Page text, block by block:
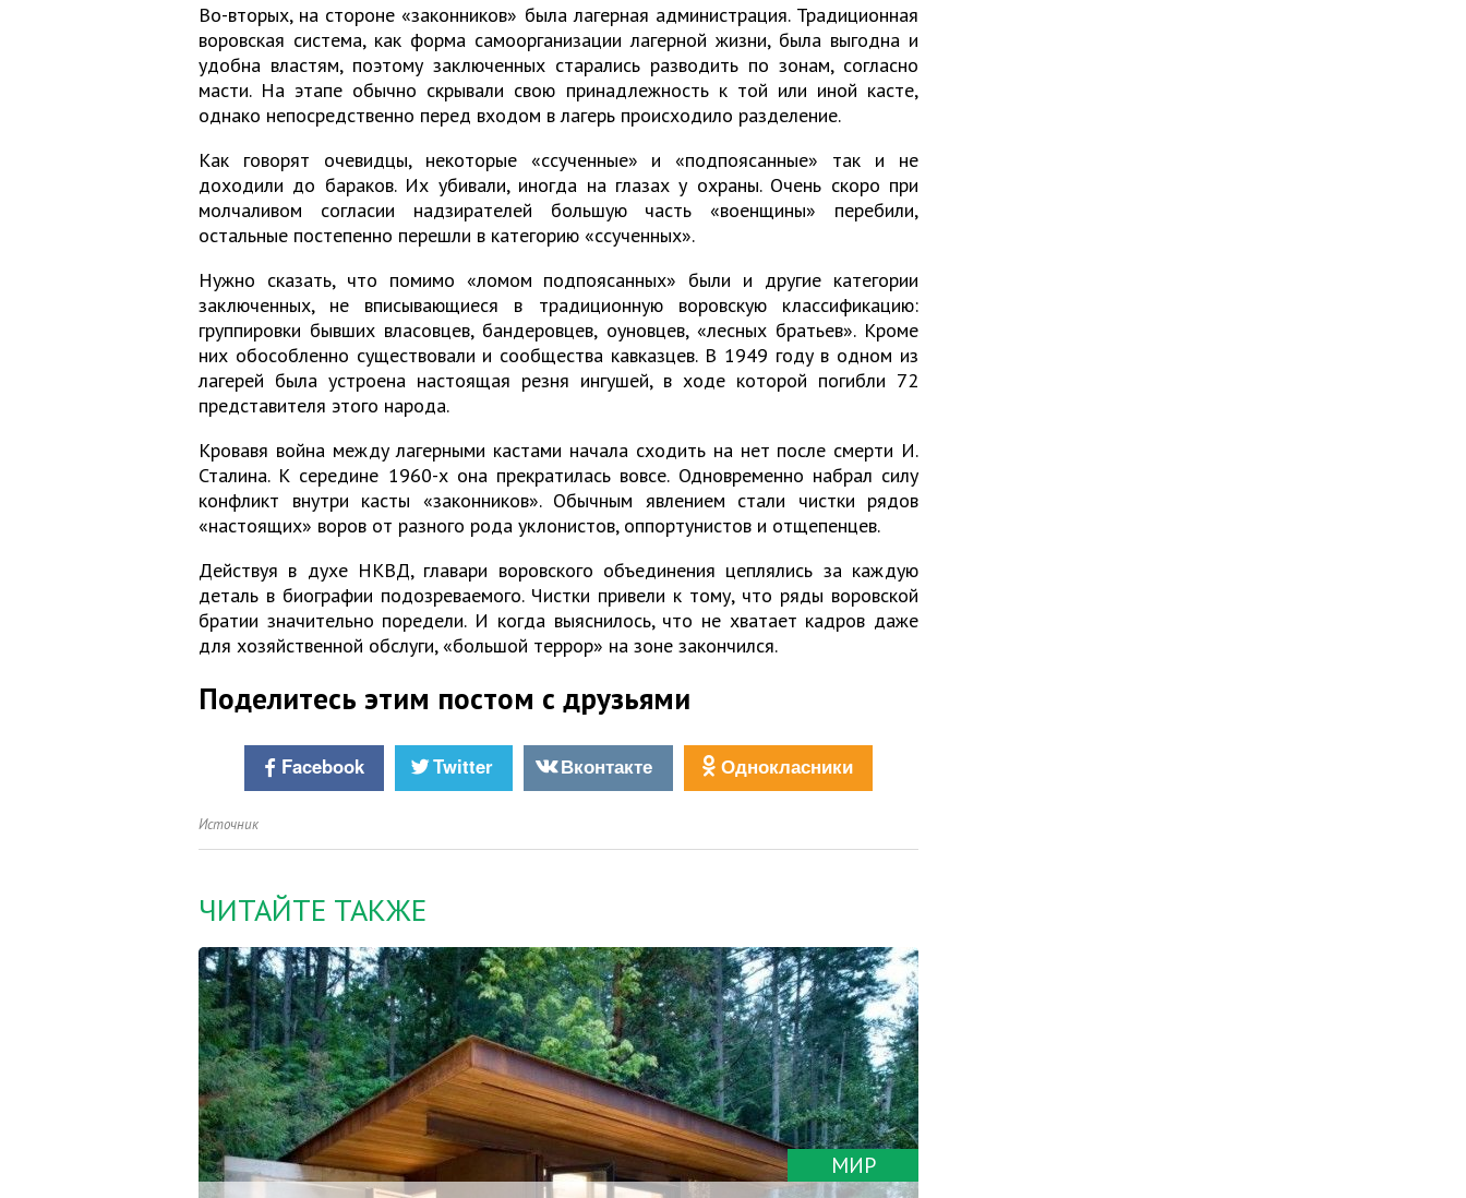
Во-вторых, на стороне «законников» была лагерная администрация. Традиционная
воровская система, как форма самоорганизации лагерной жизни, была выгодна и
удобна властям, поэтому заключенных старались разводить по зонам, согласно
масти. На этапе обычно скрывали свою принадлежность к той или иной касте,
однако непосредственно перед входом в лагерь происходило разделение.
Как говорят очевидцы, некоторые «ссученные» и «подпоясанные» так и не
доходили до бараков. Их убивали, иногда на глазах у охраны. Очень скоро при
молчаливом согласии надзирателей большую часть «военщины» перебили,
остальные постепенно перешли в категорию «ссученных».
Нужно сказать, что помимо «ломом подпоясанных» были и другие категории
заключенных, не вписывающиеся в традиционную воровскую классификацию:
группировки бывших власовцев, бандеровцев, оуновцев, «лесных братьев». Кроме
них обособленно существовали и сообщества кавказцев. В 1949 году в одном из
лагерей была устроена настоящая резня ингушей, в ходе которой погибли 72
представителя этого народа.
Кровавя война между лагерными кастами начала сходить на нет после смерти И.
Сталина. К середине 1960-х она прекратилась вовсе. Одновременно набрал силу
конфликт внутри касты «законников». Обычным явлением стали чистки рядов
«настоящих» воров от разного рода уклонистов, оппортунистов и отщепенцев.
Действуя в духе НКВД, главари воровского объединения цеплялись за каждую
деталь в биографии подозреваемого. Чистки привели к тому, что ряды воровской
братии значительно поредели. И когда выяснилось, что не хватает кадров даже
для хозяйственной обслуги, «большой террор» на зоне закончился.
Поделитесь этим постом с друзьями
Facebook Twitter Вконтакте Однокласники
Источник
ЧИТАЙТЕ ТАКЖЕ
МИР